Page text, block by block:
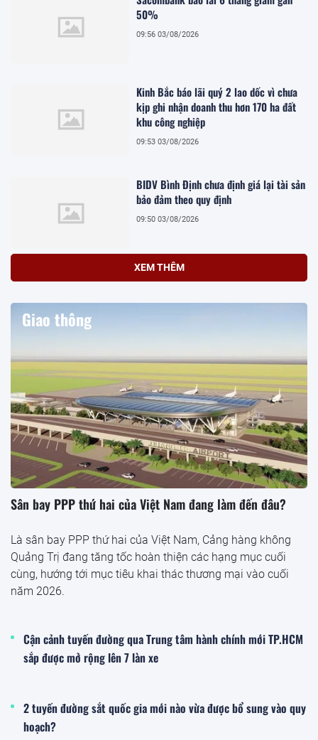
50%
09:56 03/08/2026
Kinh Bắc báo lãi quý 2 lao dốc vì chưa
kịp ghi nhận doanh thu hơn 170 ha đất
khu công nghiệp
09:53 03/08/2026
BIDV Bình Định chưa định giá lại tài sản
bảo đảm theo quy định
09:50 03/08/2026
XEM THÊM
Giao thông
Sân bay PPP thứ hai của Việt Nam đang làm đến đâu?
Là sân bay PPP thứ hai của Việt Nam, Cảng hàng không
Quảng Trị đang tăng tốc hoàn thiện các hạng mục cuối
cùng, hướng tới mục tiêu khai thác thương mại vào cuối
năm 2026.
Cận cảnh tuyến đường qua Trung tâm hành chính mới TP.HCM
sắp được mở rộng lên 7 làn xe
2 tuyến đường sắt quốc gia mới nào vừa được bổ sung vào quy
hoạch?